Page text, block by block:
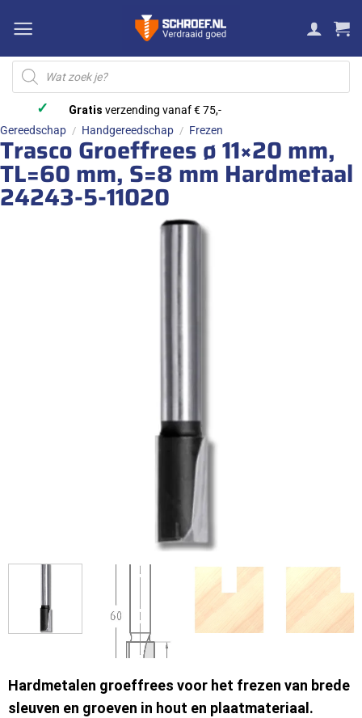
naar
inhoud
Producten
zoeken
✓ Gratis verzending vanaf € 75,-
Gereedschap / Handgereedschap / Frezen
Trasco Groeffrees ø 11×20 mm,
TL=60 mm, S=8 mm Hardmetaal
24243-5-11020
Hardmetalen groeffrees voor het frezen van brede
sleuven en groeven in hout en plaatmateriaal.